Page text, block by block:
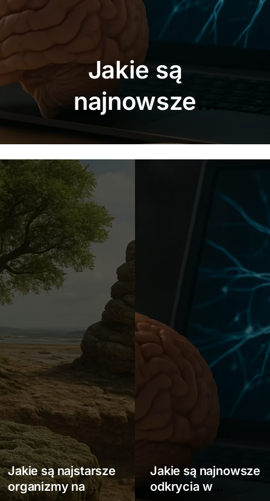
Jakie są
najdziwniejsze
prawa fizyki?
Jakie są najstarsze
organizmy na
Jakie są najnowsze
odkrycia w